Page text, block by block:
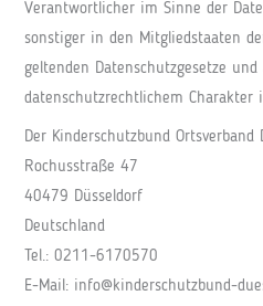
Verantwortlicher im Sinne der
sonstiger in den Mitgliedstaaten
geltenden Datenschutzgesetze
datenschutzrechtlichem Charakter
Der Kinderschutzbund Ortsverband
Rochusstraße 47
40479 Düsseldorf
Deutschland
Tel.: 0211-6170570
E-Mail: info@kinderschutzbund-